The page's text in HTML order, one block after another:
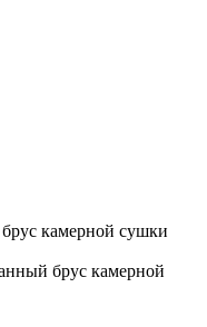
камерной сушки
брус камерной